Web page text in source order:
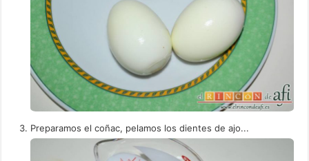
Preparamos el coñac, pelamos los dientes de ajo...